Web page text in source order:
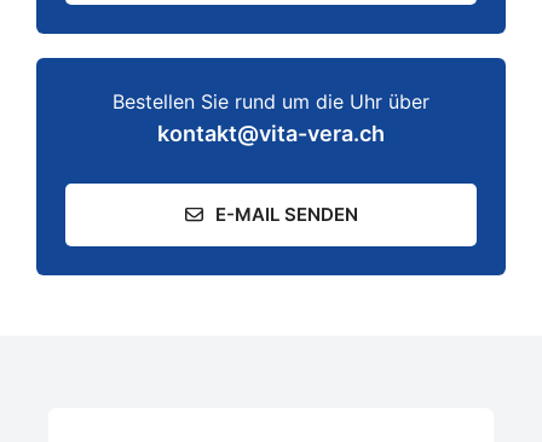
Bestellen Sie rund um die Uhr über
kontakt@vita-vera.ch
E-MAIL SENDEN